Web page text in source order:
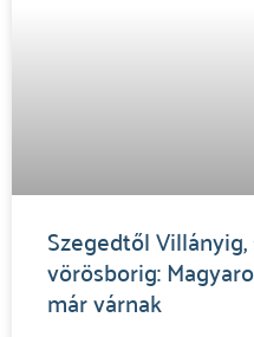
Szegedtől
vörösborig:
már várnak